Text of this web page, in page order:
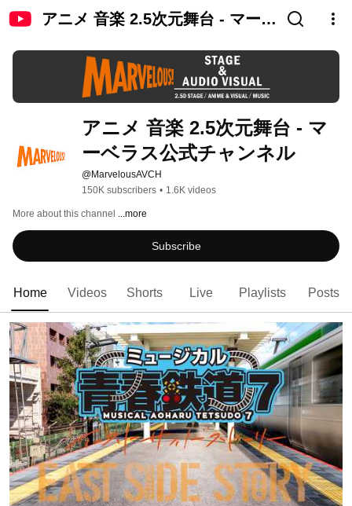
アニメ 音楽 2.5次元舞台 - マーベ
アニメ 音楽 2.5次元舞台 - マ
ーベラス公式チャンネル
@MarvelousAVCH
150K subscribers • 1.6K videos
More about this channel ...more
Subscribe
Home Videos Shorts Live Playlists Posts